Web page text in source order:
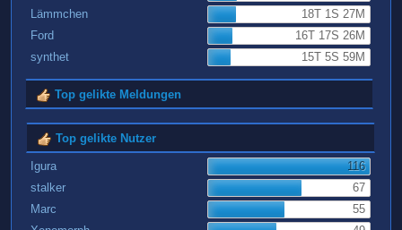
Lämmchen
18T 1S 27M
Ford
16T 17S 26M
synthet
15T 5S 59M
Top gelikte Meldungen
Top gelikte Nutzer
Igura
116
stalker
67
Marc
55